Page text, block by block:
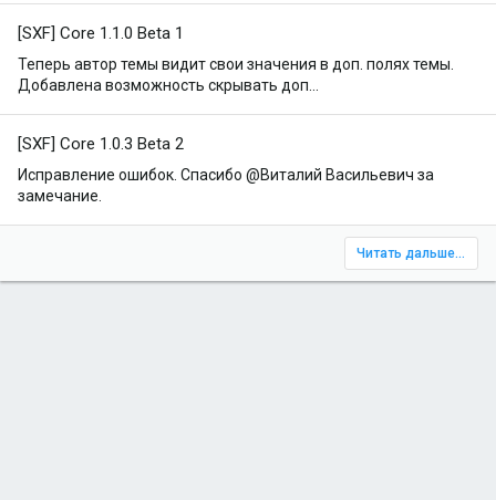
[SXF] Core 1.1.0 Beta 1
Теперь автор темы видит свои значения в доп. полях темы.
Добавлена возможность скрывать доп...
[SXF] Core 1.0.3 Beta 2
Исправление ошибок. Спасибо @Виталий Васильевич за
замечание.
Читать дальше...